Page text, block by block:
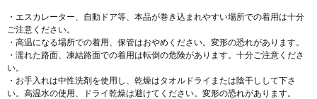
・エスカレーター、自動ドア等、本品が巻き込まれやすい場所での着用は十分
ご注意ください。
・高温になる場所での着用、保管はおやめください。変形の恐れがあります。
・濡れた路面、凍結路面での着用は転倒の危険があります。十分ご注意くださ
い。
・お手入れは中性洗剤を使用し、乾燥はタオルドライまたは陰干しして下さ
い。高温水の使用、ドライ乾燥は避けてください。変形の恐れがあります。